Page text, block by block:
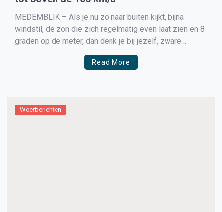
MEDEMBLIK – Als je nu zo naar buiten kijkt, bijna
windstil, de zon die zich regelmatig even laat zien en 8
graden op de meter, dan denk je bij jezelf, zware
storm? En toch is het zo. Morgen is nog een mooie
dag maar zaterdag zijn de eerste voortekenen al […]
Read More
Weerberichten